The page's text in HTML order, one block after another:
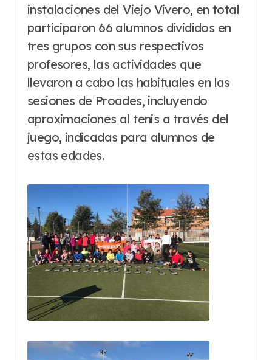
instalaciones del Viejo Vivero, en total
participaron 66 alumnos divididos en
tres grupos con sus respectivos
profesores, las actividades que
llevaron a cabo las habituales en las
sesiones de Proades, incluyendo
aproximaciones al tenis a través del
juego, indicadas para alumnos de
estas edades.